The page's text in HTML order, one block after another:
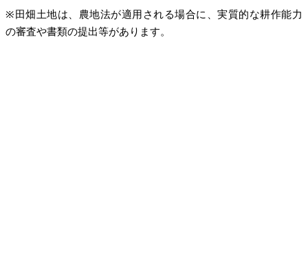
※田畑土地は、農地法が適用される場合に、実質的な耕作能力
の審査や書類の提出等があります。